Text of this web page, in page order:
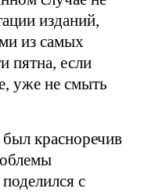
изданий,
из самых
пятна, если
уже не смыть
был красноречив
с